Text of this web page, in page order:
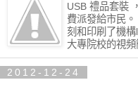
USB 禮品套裝
費派發給市民
刻和印刷了機
大專院校的視
2012-12-24